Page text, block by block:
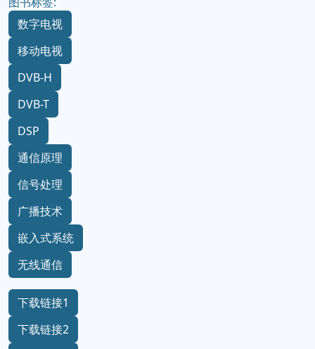
数字电视
移动电视
DVB-H
DVB-T
DSP
通信原理
信号处理
广播技术
嵌入式系统
无线通信
下载链接1
下载链接2